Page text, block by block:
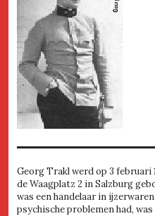
Georg Trakl werd op 3 februari
de Waagplatz 2 in Salzburg
was een handelaar in
psychische problemen had,